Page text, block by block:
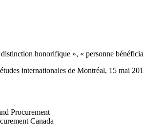
honorifique », « personne
internationales de Montréal, 15 mai
Procurement
Canada